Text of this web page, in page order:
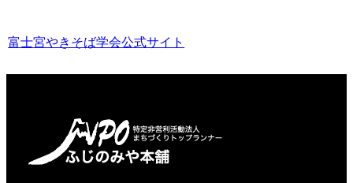
富士宮やきそば学会公式サイト